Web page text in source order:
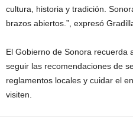
cultura, historia y tradición.
brazos abiertos.”, expresó
El Gobierno de Sonora recuerda
seguir las recomendaciones de
reglamentos locales y cuidar el
visiten.